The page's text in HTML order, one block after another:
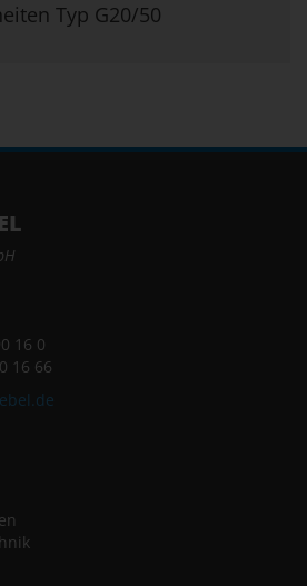
Typ G20/50
16 0
16 66